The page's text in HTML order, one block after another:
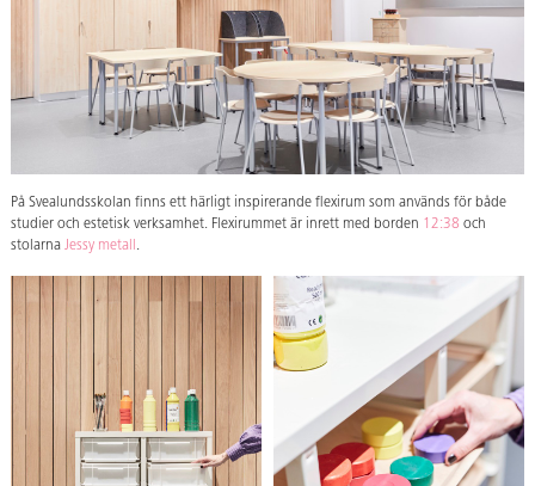
På Svealundsskolan finns ett härligt inspirerande flexirum som används för både
studier och estetisk verksamhet. Flexirummet är inrett med borden 12:38 och
stolarna Jessy metall.